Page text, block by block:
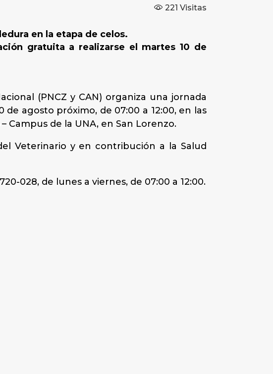
221 Visitas
en la etapa de celos.
gratuita a realizarse el martes 10 de
(PNCZ y CAN) organiza una jornada
agosto próximo, de 07:00 a 12:00, en las
Campus de la UNA, en San Lorenzo.
Veterinario y en contribución a la Salud
028, de lunes a viernes, de 07:00 a 12:00.